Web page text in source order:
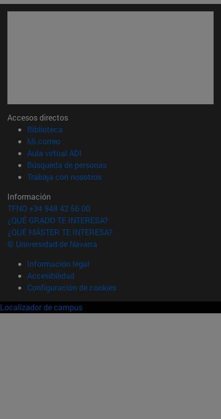
Accesos directos
Biblioteca
Mi correo(abre en nueva ventana)
Aula virtual ADI
Búsqueda de personas(abre en nueva ventana)
Trabaja con nosotros(abre en nueva ventana)
Información
TFNO +34 948 42 56 00
¿QUÉ GRADO TE INTERESA?
¿QUÉ MÁSTER TE INTERESA?
© Universidad de Navarra
Información legal
Accesibilidad
Configuración de cookies
Localizador de campus